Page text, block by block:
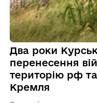
Два роки
перенесення
територію рф
Кремля